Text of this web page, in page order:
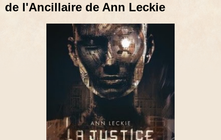
de l'Ancillaire de Ann Leckie